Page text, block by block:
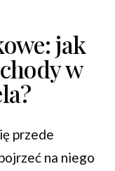
jak
w
przede
na niego